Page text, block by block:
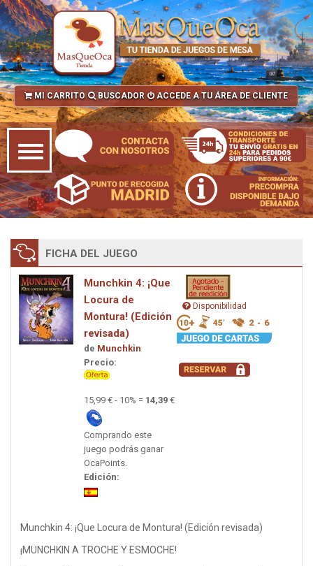
MI CARRITO BUSCADOR ACCEDE A TU ÁREA DE CLIENTE
FICHA DEL JUEGO
Munchkin 4: ¡Que
Locura de
Montura! (Edición
revisada)
de Munchkin
Precio:
15,99 € - 10% = 14,39 €
Comprando este
juego podrás ganar
OcaPoints.
Edición:
Disponibilidad
Munchkin 4: ¡Que Locura de Montura! (Edición revisada)
¡MUNCHKIN A TROCHE Y ESMOCHE!